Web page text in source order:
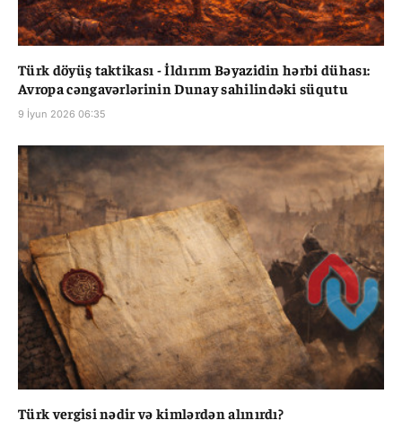
Türk döyüş taktikası - İldırım Bəyazidin hərbi dühası:
Avropa cəngavərlərinin Dunay sahilindəki süqutu
9 İyun 2026 06:35
Türk vergisi nədir və kimlərdən alınırdı?